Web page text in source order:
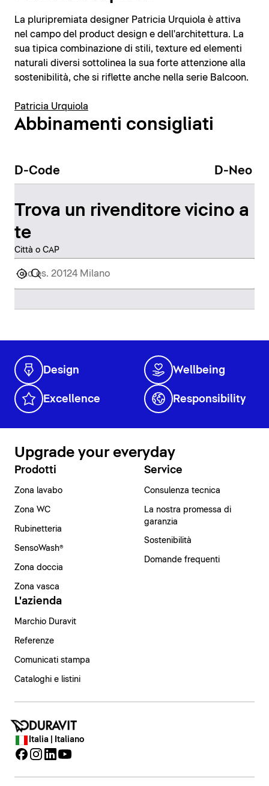
La pluripremiata designer Patricia Urquiola è attiva
nel campo del product design e dell'architettura. La
sua tipica combinazione di stili, texture ed elementi
naturali diversi sottolinea la sua forte attenzione alla
sostenibilità, che si riflette anche nella serie Balcoon.
Patricia Urquiola
Abbinamenti consigliati
D-Code D-Neo
Trova un rivenditore vicino a
te
Città o CAP
Design Wellbeing
Excellence Responsibility
Upgrade your everyday
Prodotti
Zona lavabo
Zona WC
Rubinetteria
SensoWash®
Zona doccia
Zona vasca
Service
Consulenza tecnica
La nostra promessa di
garanzia
Sostenibilità
Domande frequenti
L'azienda
Marchio Duravit
Referenze
Comunicati stampa
Cataloghi e listini
Italia | Italiano